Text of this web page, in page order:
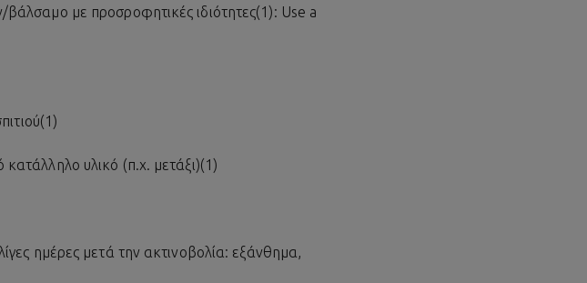
με προσροφητικές ιδιότητες(1): Use a
υλικό (π.χ. μετάξι)(1)
ημέρες μετά την ακτινοβολία: εξάνθημα,